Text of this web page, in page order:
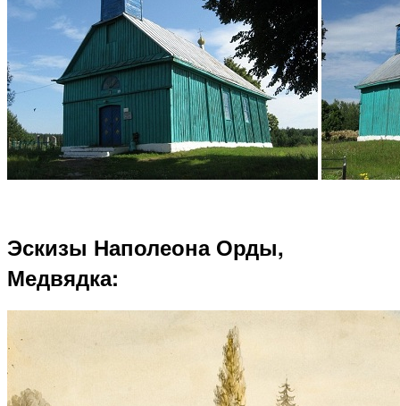
Эскизы Наполеона Орды,
Медвядка: